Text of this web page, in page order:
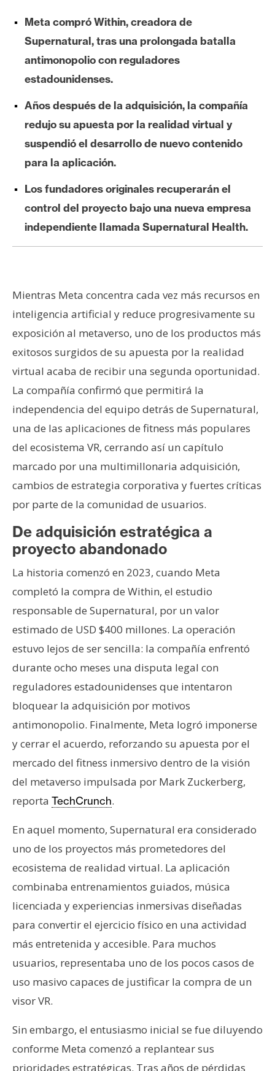
u
m
I
A
A
n
l
i
s
i
N
o
a
s
d
e
r
e
n
s
e
m
a
R
e
c
u
r
s
s
C
n
a
c
t
o
P
u
b
l
c
i
a
d
Meta compró Within, creadora de
Supernatural, tras una prolongada batalla
antimonopolio con reguladores
estadounidenses.
Años después de la adquisición, la compañía
redujo su apuesta por la realidad virtual y
suspendió el desarrollo de nuevo contenido
para la aplicación.
Los fundadores originales recuperarán el
control del proyecto bajo una nueva empresa
independiente llamada Supernatural Health.
Mientras Meta concentra cada vez más recursos en
inteligencia artificial y reduce progresivamente su
exposición al metaverso, uno de los productos más
exitosos surgidos de su apuesta por la realidad
virtual acaba de recibir una segunda oportunidad.
La compañía confirmó que permitirá la
independencia del equipo detrás de Supernatural,
una de las aplicaciones de fitness más populares
del ecosistema VR, cerrando así un capítulo
marcado por una multimillonaria adquisición,
cambios de estrategia corporativa y fuertes críticas
por parte de la comunidad de usuarios.
De adquisición estratégica a
proyecto abandonado
La historia comenzó en 2023, cuando Meta
completó la compra de Within, el estudio
responsable de Supernatural, por un valor
estimado de USD $400 millones. La operación
estuvo lejos de ser sencilla: la compañía enfrentó
durante ocho meses una disputa legal con
reguladores estadounidenses que intentaron
bloquear la adquisición por motivos
antimonopolio. Finalmente, Meta logró imponerse
y cerrar el acuerdo, reforzando su apuesta por el
mercado del fitness inmersivo dentro de la visión
del metaverso impulsada por Mark Zuckerberg,
reporta TechCrunch.
En aquel momento, Supernatural era considerado
uno de los proyectos más prometedores del
ecosistema de realidad virtual. La aplicación
combinaba entrenamientos guiados, música
licenciada y experiencias inmersivas diseñadas
para convertir el ejercicio físico en una actividad
más entretenida y accesible. Para muchos
usuarios, representaba uno de los pocos casos de
uso masivo capaces de justificar la compra de un
visor VR.
Sin embargo, el entusiasmo inicial se fue diluyendo
conforme Meta comenzó a replantear sus
prioridades estratégicas. Tras años de pérdidas